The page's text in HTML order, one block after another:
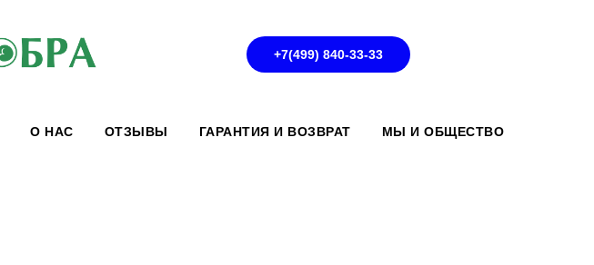
+7(499) 840-33-33
О НАС ОТЗЫВЫ ГАРАНТИЯ И ВОЗВРАТ МЫ И ОБЩЕСТВО